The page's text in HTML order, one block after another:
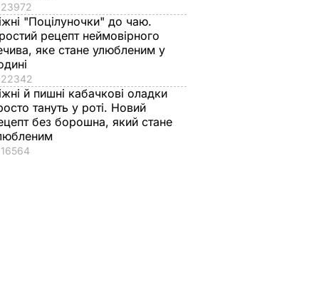
23972
"Поцілуночки" до чаю.
рецепт неймовірного
яке стане улюбленим у
22342
й пишні кабачкові оладки
тануть у роті. Новий
без борошна, який стане
16564